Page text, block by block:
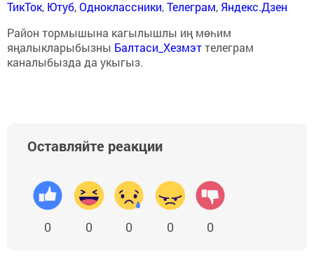
ТикТок, Ютуб,Одноклассники,Телеграм, Яндекс.Дзен
Район тормышына кагылышлы иң мөһим
яңалыкларыбызны Балтаси_Хезмэттелеграм
каналыбызда да укыгыз.
Оставляйте реакции
0 0 0 0 0